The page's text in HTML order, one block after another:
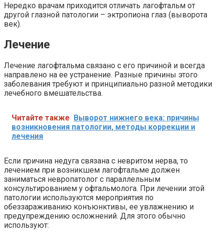
Нередко врачам приходится отличать лагофтальм от
другой глазной патологии – эктропиона глаз (выворота
век).
Лечение
Лечение лагофтальма связано с его причиной и всегда
направлено на ее устранение. Разные причины этого
заболевания требуют и принципиально разной методики
лечебного вмешательства.
Читайте также
Выворот нижнего века: причины
возникновения патологии, методы коррекции и
лечения
Если причина недуга связана с невритом нерва, то
лечением при возникшем лагофтальме должен
заниматься невропатолог с параллельным
консультированием у офтальмолога. При лечении этой
патологии используются мероприятия по
обеззараживанию конъюнктивы, ее увлажнению и
предупреждению осложнений. Для этого обычно
используют: